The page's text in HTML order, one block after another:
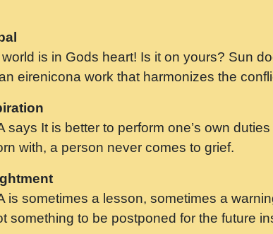
is in Gods heart! Is it on yours? Sun
eirenicona work that harmonizes the
says It is better to perform one’s own
with, a person never comes to grief.
is sometimes a lesson, sometimes a
something to be postponed for the future